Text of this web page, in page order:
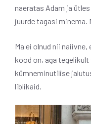
naeratas Adam ja
juurde tagasi minema.
Ma ei olnud nii
kood on, aga
kümneminutilise
liblikaid.